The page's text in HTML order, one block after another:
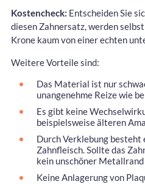
Kostencheck: Entscheiden Sie
diesen Zahnersatz, werden
Krone kaum von einer echten
Weitere Vorteile sind:
Das Material ist nur
unangenehme Reize wie
Es gibt keine
beispielsweise älteren
Durch Verklebung besteht
Zahnfleisch. Sollte das
kein unschöner
Keine Anlagerung von